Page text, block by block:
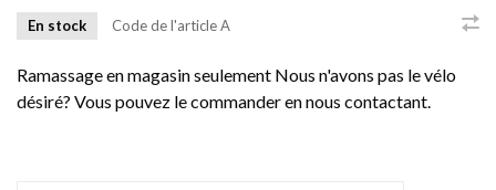
En stock Code de l'articleA
Ramassage en magasin seulement Nous n'avons pas le vélo
désiré? Vous pouvez le commander en nous contactant.